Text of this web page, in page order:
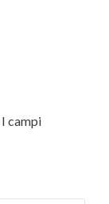
I campi